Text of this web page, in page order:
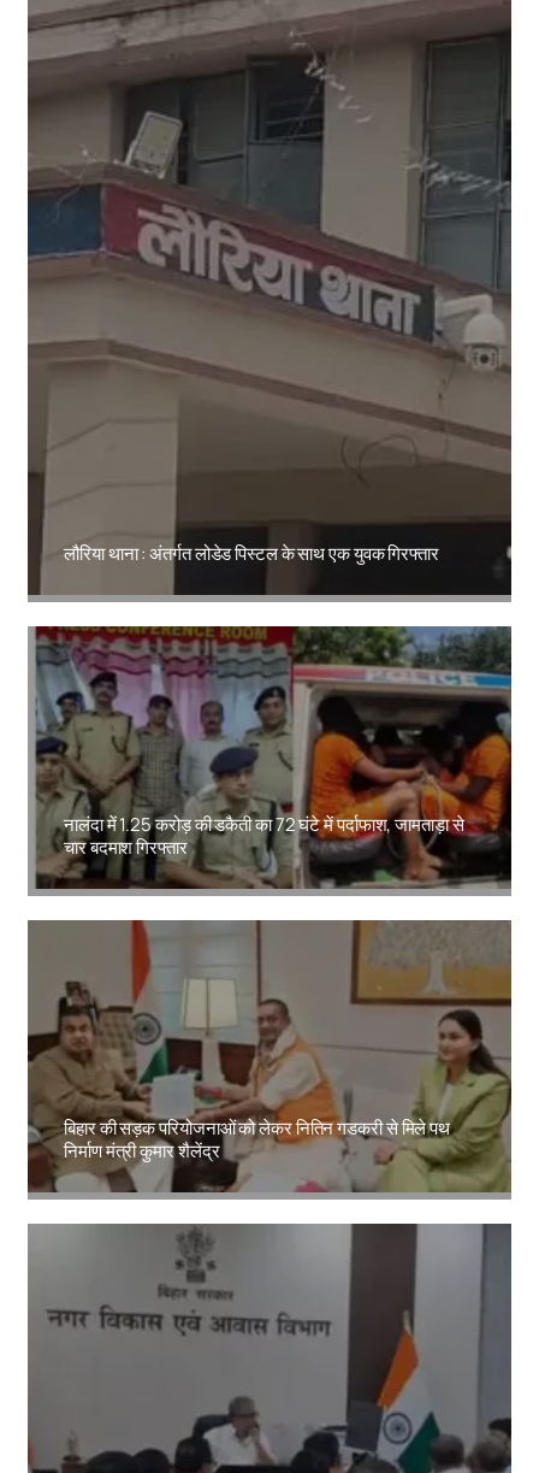
लौरिया थाना : अंतर्गत लोडेड पिस्टल के साथ एक युवक गिरफ्तार
नालंदा में 1.25 करोड़ की डकैती का 72 घंटे में पर्दाफाश, जामताड़ा से
चार बदमाश गिरफ्तार
Amit Lekh
बिहार की सड़क परियोजनाओं को लेकर नितिन गडकरी से मिले पथ
निर्माण मंत्री कुमार शैलेंद्र
Amit Lekh